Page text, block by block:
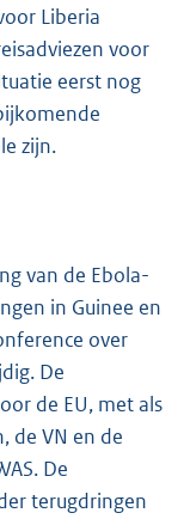
Liberia
voor
eerst nog
zijn.
van de Ebola-
in Guinee en
over
De
de EU, met als
de VN en de
De
terugdringen